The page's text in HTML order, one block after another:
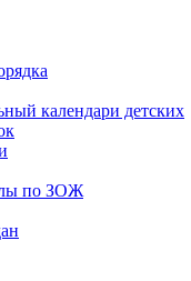
календари детских
по ЗОЖ